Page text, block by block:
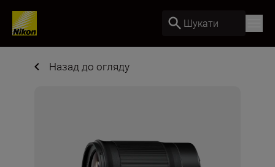
Шукати
Назад до огляду